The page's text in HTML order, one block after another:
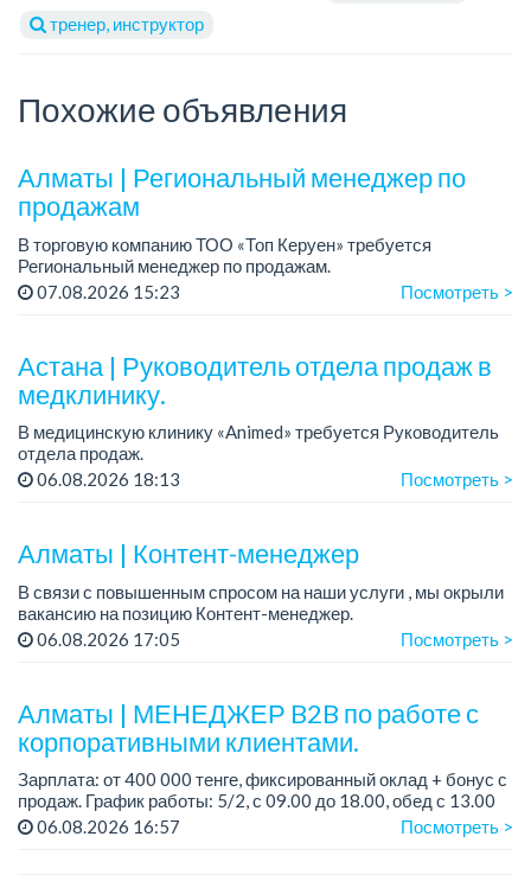
тренер, инструктор
Похожие объявления
Алматы | Региональный менеджер по
продажам
В торговую компанию ТОО «Топ Керуен» требуется
Региональный менеджер по продажам.
График работы: 5/2, сменный, с 09.00 до 18.00.
07.08.2026 15:23 Посмотреть >
Астана | Руководитель отдела продаж в
медклинику.
В медицинскую клинику «Animed» требуется Руководитель
отдела продаж.
Зарплата: от 1 200 000 тенге в месяц.
06.08.2026 18:13 Посмотреть >
Алматы | Контент-менеджер
В связи с повышенным спросом на наши услуги , мы окрыли
вакансию на позицию Контент-менеджер.
06.08.2026 17:05 Посмотреть >
Алматы | МЕНЕДЖЕР B2B по работе с
корпоративными клиентами.
Зарплата: от 400 000 тенге, фиксированный оклад + бонус с
продаж. График работы: 5/2, с 09.00 до 18.00, обед с 13.00
до 14.00. Готовы рассмотреть кандидатов проработавших в
06.08.2026 16:57 Посмотреть >